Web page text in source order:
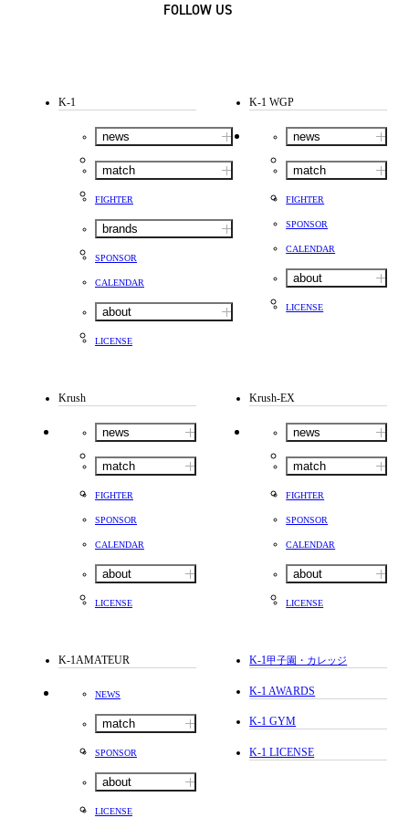
FOLLOW US
K-1
news
match
FIGHTER
brands
SPONSOR
CALENDAR
about
LICENSE
K-1 WGP
news
match
FIGHTER
SPONSOR
CALENDAR
about
LICENSE
Krush
news
match
FIGHTER
SPONSOR
CALENDAR
about
LICENSE
Krush-EX
news
match
FIGHTER
SPONSOR
CALENDAR
about
LICENSE
K-1AMATEUR
NEWS
match
SPONSOR
about
LICENSE
K-1甲子園・カレッジ
K-1 AWARDS
K-1 GYM
K-1 LICENSE